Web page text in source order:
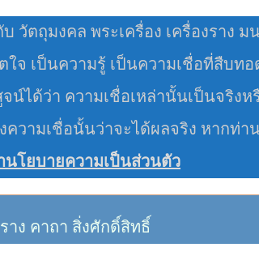
วัตถุมงคล พระเครื่อง เครื่องราง
ใจ เป็นความรู้ เป็นความเชื่อที่สืบท
น์ได้ว่า ความเชื่อเหล่านั้นเป็นจริงห
ความเชื่อนั้นว่าจะได้ผลจริง หากท่
นโยบายความเป็นส่วนตัว
ง คาถา สิ่งศักดิ์สิทธิ์